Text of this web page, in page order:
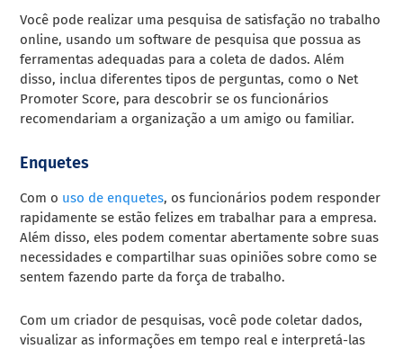
Você pode realizar uma pesquisa de satisfação no trabalho
online, usando um software de pesquisa que possua as
ferramentas adequadas para a coleta de dados. Além
disso, inclua diferentes tipos de perguntas, como o Net
Promoter Score, para descobrir se os funcionários
recomendariam a organização a um amigo ou familiar.
Enquetes
Com o uso de enquetes, os funcionários podem responder
rapidamente se estão felizes em trabalhar para a empresa.
Além disso, eles podem comentar abertamente sobre suas
necessidades e compartilhar suas opiniões sobre como se
sentem fazendo parte da força de trabalho.
Com um criador de pesquisas, você pode coletar dados,
visualizar as informações em tempo real e interpretá-las